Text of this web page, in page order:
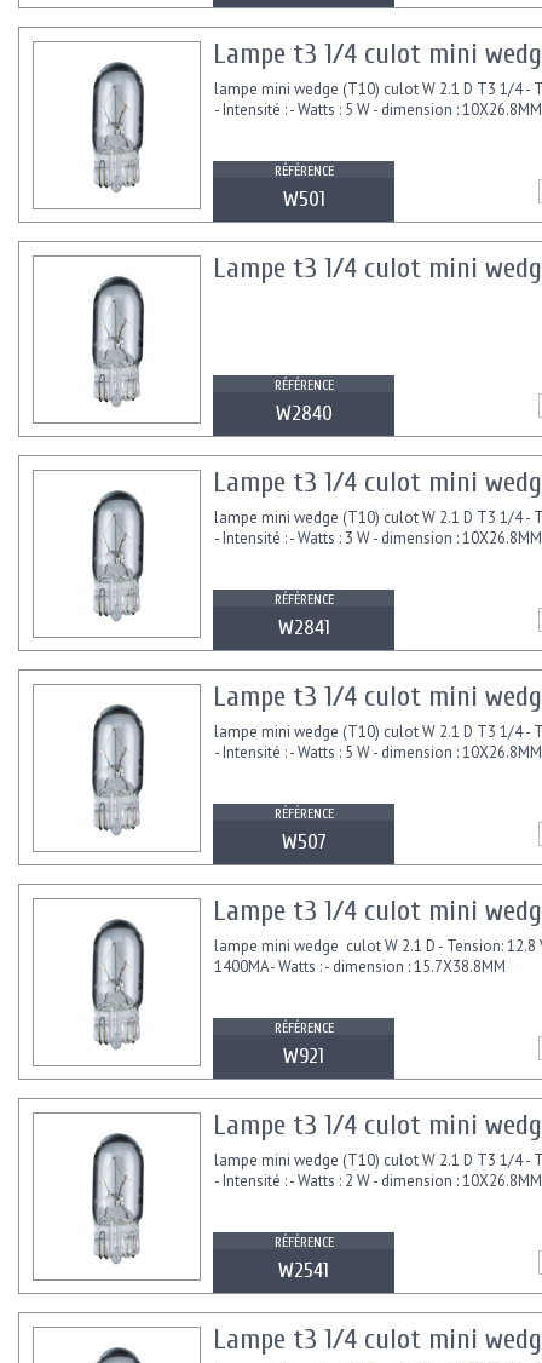
Lampe t3 1/4 culot mini
lampe mini wedge (T10) culot W 2.1 D T3 1/4 -
- Intensité : - Watts : 5 W - dimension : 10X26.8MM
RÉFÉRENCE
W501
Lampe t3 1/4 culot mini
RÉFÉRENCE
W2840
Lampe t3 1/4 culot mini
lampe mini wedge (T10) culot W 2.1 D T3 1/4 -
- Intensité : - Watts : 3 W - dimension : 10X26.8MM
RÉFÉRENCE
W2841
Lampe t3 1/4 culot mini
lampe mini wedge (T10) culot W 2.1 D T3 1/4 -
- Intensité : - Watts : 5 W - dimension : 10X26.8MM
RÉFÉRENCE
W507
Lampe t3 1/4 culot mini
lampe mini wedge culot W 2.1 D - Tension: 12.8
1400MA - Watts : - dimension : 15.7X38.8MM
RÉFÉRENCE
W921
Lampe t3 1/4 culot mini
lampe mini wedge (T10) culot W 2.1 D T3 1/4 -
- Intensité : - Watts : 2 W - dimension : 10X26.8MM
RÉFÉRENCE
W2541
Lampe t3 1/4 culot mini